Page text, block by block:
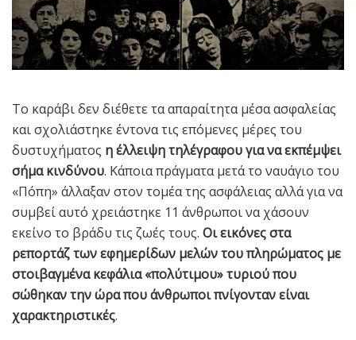
Το καράβι δεν διέθετε τα απαραίτητα μέσα ασφαλείας
και σχολιάστηκε έντονα τις επόμενες μέρες του
δυστυχήματος η έλλειψη τηλέγραφου για να εκπέμψει
σήμα κινδύνου. Κάποια πράγματα μετά το ναυάγιο του
«Πόπη» άλλαξαν στον τομέα της ασφάλειας αλλά για να
συμβεί αυτό χρειάστηκε 11 άνθρωποι να χάσουν
εκείνο το βράδυ τις ζωές τους. Οι εικόνες στα
ρεπορτάζ των εφημερίδων μελών του πληρώματος με
στοιβαγμένα κεφάλια «πολύτιμου» τυριού που
σώθηκαν την ώρα που άνθρωποι πνίγονταν είναι
χαρακτηριστικές.